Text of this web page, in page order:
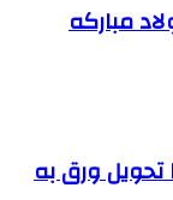
مبارکه
تحویل ورق به